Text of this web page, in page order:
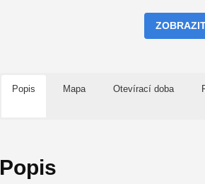
Popis Mapa Otevírací doba
Popis